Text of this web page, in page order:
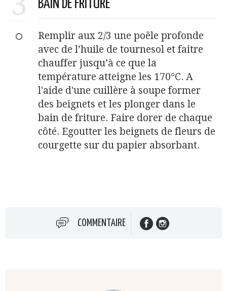
BAIN DE FRITURE
Remplir aux 2/3 une poêle profonde
avec de l’huile de tournesol et faitre
chauffer jusqu’à ce que la
température atteigne les 170°C. A
l'aide d'une cuillère à soupe former
des beignets et les plonger dans le
bain de friture. Faire dorer de chaque
côté. Egoutter les beignets de fleurs de
courgette sur du papier absorbant.
COMMENTAIRE